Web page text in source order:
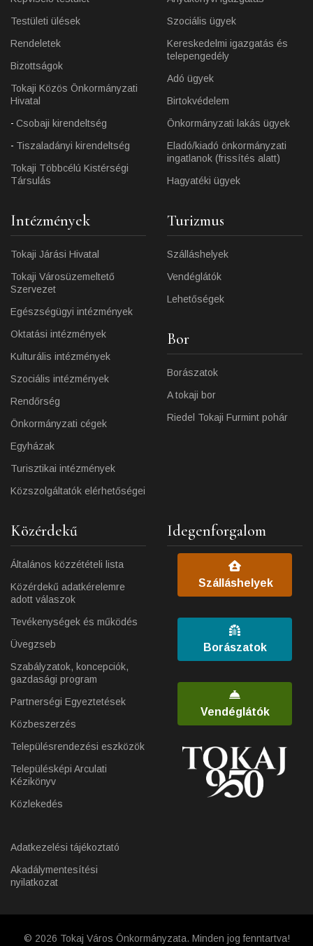
Testületi ülések
Rendeletek
Bizottságok
Tokaji Közös Önkormányzati
Hivatal
Csobaji kirendeltség
Tiszaladányi kirendeltség
Tokaji Többcélú Kistérségi
Társulás
Szociális ügyek
Kereskedelmi igazgatás és
telepengedély
Adó ügyek
Birtokvédelem
Önkormányzati lakás ügyek
Eladó/kiadó önkormányzati
ingatlanok (frissítés alatt)
Hagyatéki ügyek
Intézmények
Tokaji Járási Hivatal
Tokaji Városüzemeltető
Szervezet
Egészségügyi intézmények
Oktatási intézmények
Kulturális intézmények
Szociális intézmények
Rendőrség
Önkormányzati cégek
Egyházak
Turisztikai intézmények
Közszolgáltatók elérhetőségei
Turizmus
Szálláshelyek
Vendéglátók
Lehetőségek
Bor
Borászatok
A tokaji bor
Riedel Tokaji Furmint pohár
Közérdekű
Általános közzétételi lista
Közérdekű adatkérelemre
adott válaszok
Tevékenységek és működés
Üvegzseb
Szabályzatok, koncepciók,
gazdasági program
Partnerségi Egyeztetések
Közbeszerzés
Településrendezési eszközök
Településképi Arculati
Kézikönyv
Közlekedés
Adatkezelési tájékoztató
Akadálymentesítési
nyilatkozat
Idegenforgalom
Szálláshelyek
Borászatok
Vendéglátók
© 2026 Tokaj Város Önkormányzata. Minden jog fenntartva!